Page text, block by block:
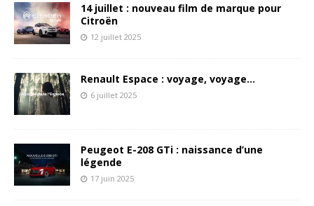
14 juillet : nouveau film de marque pour
Citroën
12 juillet 2025
Renault Espace : voyage, voyage…
6 juillet 2025
Peugeot E-208 GTi : naissance d’une
légende
17 juin 2025